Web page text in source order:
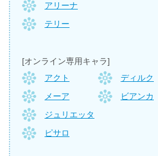
アリーナ
テリー
[オンライン専用キャラ]
アクト
メーア
ディルク
ビアンカ
ジュリエッタ
ピサロ